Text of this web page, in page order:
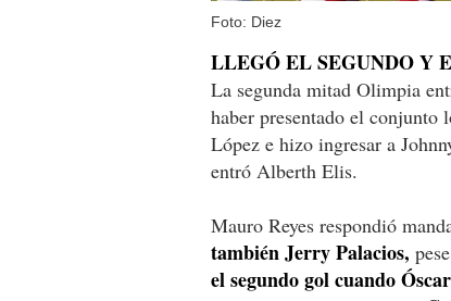
Foto: Diez
LLEGÓ EL SEGUNDO Y
La segunda mitad Olimpia
haber presentado el conjunto
López e hizo ingresar a
entró Alberth Elis.
Mauro Reyes respondió
también Jerry Palacios,
el segundo gol cuando